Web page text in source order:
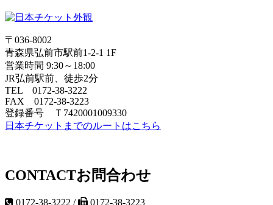
〒036-8002
青森県弘前市駅前1-2-1 1F
営業時間 9:30～18:00
JR弘前駅前、徒歩2分
TEL 0172-38-3222
FAX 0172-38-3223
登録番号 Ｔ7420001009330
日本チケットまでのルートはこちら
CONTACTお問合わせ
0172-38-3222 / 0172-38-3223